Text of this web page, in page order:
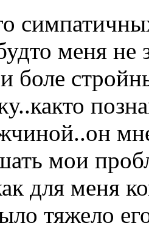
меня не
боле
мои
для меня
тяжело